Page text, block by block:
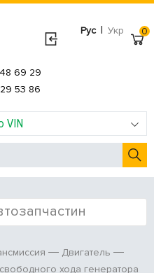
Рус | Укр
VIN
69 29
53 86
0
Двигатель
хода генератора